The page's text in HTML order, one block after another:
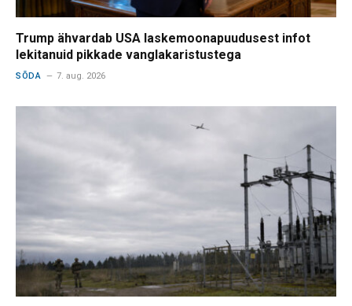
Trump ähvardab USA laskemoonapuudusest infot
lekitanuid pikkade vanglakaristustega
SÕDA 7. aug. 2026